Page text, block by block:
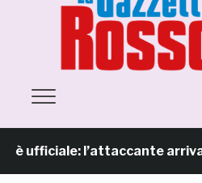
l’attaccante arriva in